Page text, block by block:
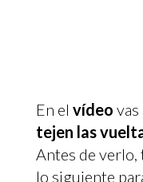
En el vídeo
tejen las
Antes de verlo,
lo siguiente